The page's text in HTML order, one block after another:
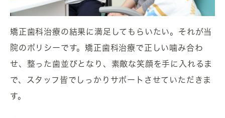
矯正歯科治療の結果に満足してもらいたい。それが当
院のポリシーです。矯正歯科治療で正しい噛み合わ
せ、整った歯並びとなり、素敵な笑顔を手に入れるま
で、スタッフ皆でしっかりサポートさせていただきま
す。